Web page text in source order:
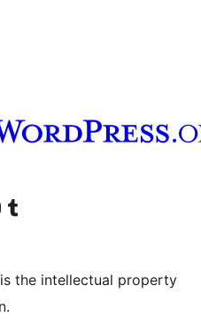
accountchannel
Visit our Tumblr account
the intellectual property